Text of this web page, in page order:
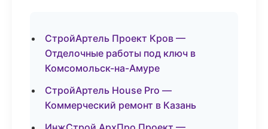
СтройАртель Проект Кров —
Отделочные работы под ключ в
Комсомольск-на-Амуре
СтройАртель House Pro —
Коммерческий ремонт в Казань